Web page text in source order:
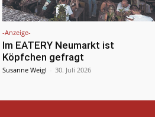
-Anzeige-
Im EATERY Neumarkt ist
Köpfchen gefragt
Susanne Weigl - 30. Juli 2026